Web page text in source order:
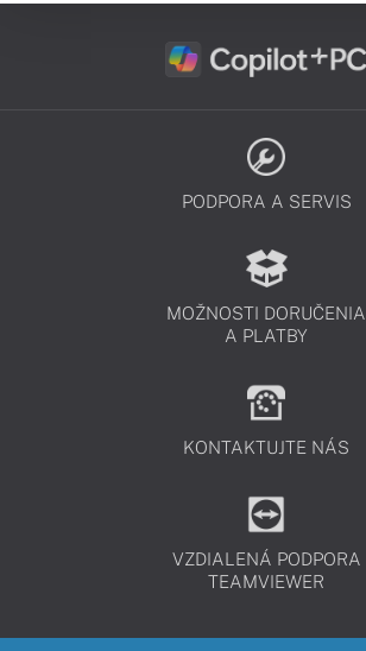
PODPORA A SERVIS
MOŽNOSTI DORUČENIA
A PLATBY
KONTAKTUJTE NÁS
VZDIALENÁ PODPORA
TEAMVIEWER